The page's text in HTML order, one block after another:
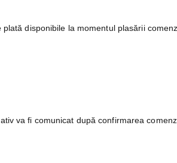
disponibile la momentul plasării
va fi comunicat după confirmarea